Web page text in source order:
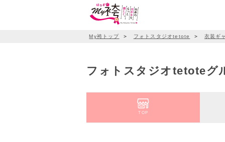
My袴トップ ＞ フォトスタジオtetote ＞ 衣装ギ
フォトスタジオtetoteグ
TOP